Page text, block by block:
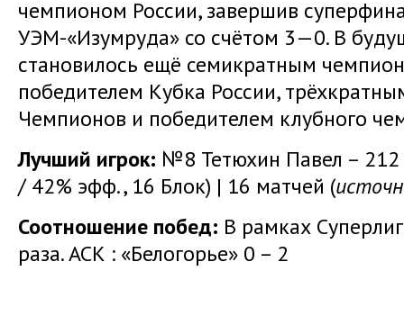
чемпионом России, завершив
УЭМ-«Изумруда» со счётом 3—0. В
становилось ещё семикратным
победителем Кубка России,
Чемпионов и победителем клубного
Лучший игрок: №8 Тетюхин Павел – 212
/ 42% эфф., 16 Блок) | 16 матчей (
Соотношение побед: В рамках
раза. АСК : «Белогорье» 0 – 2